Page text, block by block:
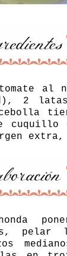
al
2
cuquillo
pelar